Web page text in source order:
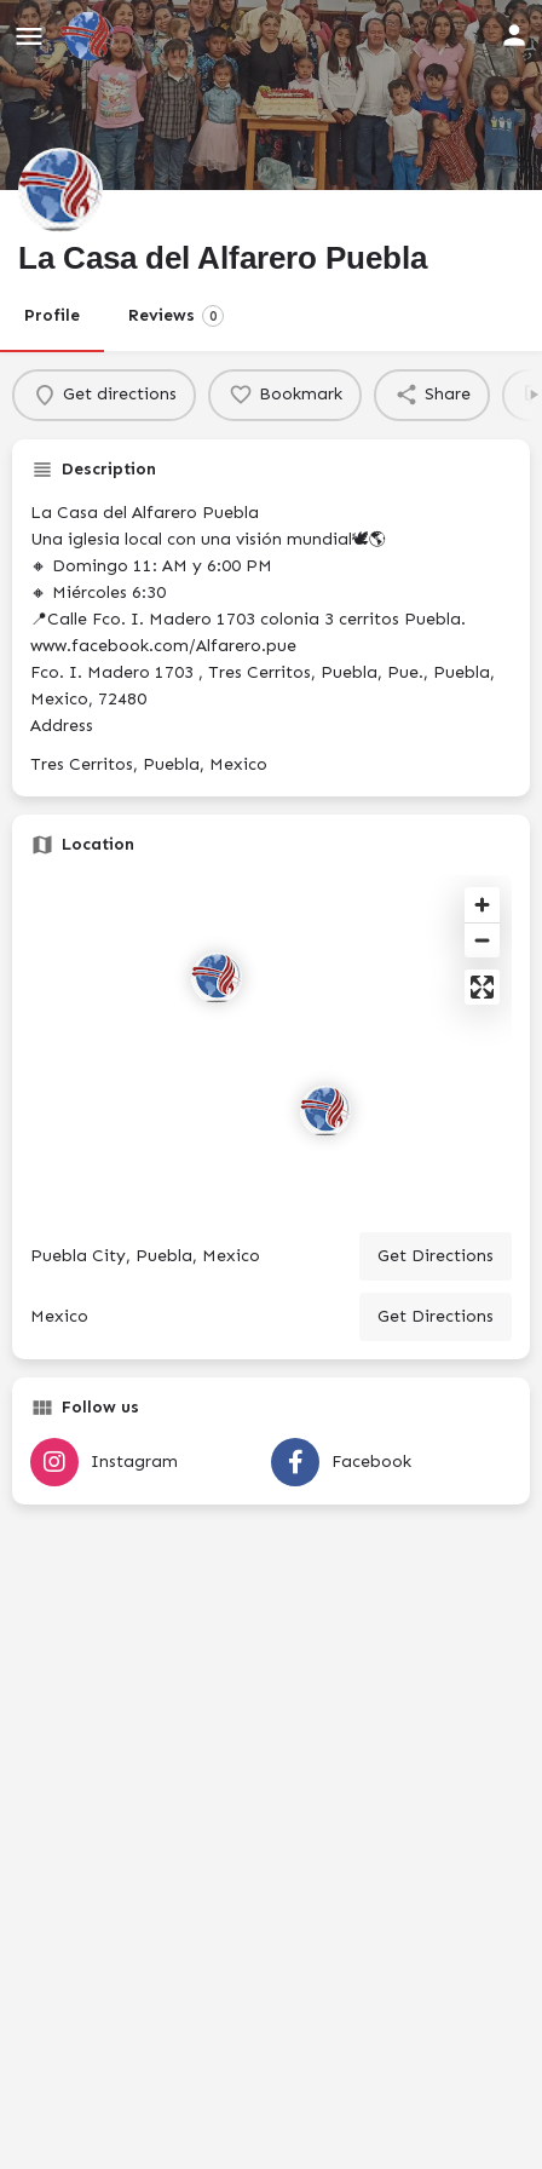
La Casa del Alfarero Puebla
Profile Reviews 0
Get directions Bookmark Share
Description
La Casa del Alfarero Puebla
Una iglesia local con una visión mundial🕊️🌎
🔸 Domingo 11: AM y 6:00 PM
🔸 Miércoles 6:30
📍Calle Fco. I. Madero 1703 colonia 3 cerritos Puebla.
www.facebook.com/Alfarero.pue
Fco. I. Madero 1703 , Tres Cerritos, Puebla, Pue., Puebla,
Mexico, 72480
Address
Tres Cerritos, Puebla, Mexico
Location
Puebla City, Puebla, Mexico Get Directions
Mexico Get Directions
Follow us
Instagram Facebook